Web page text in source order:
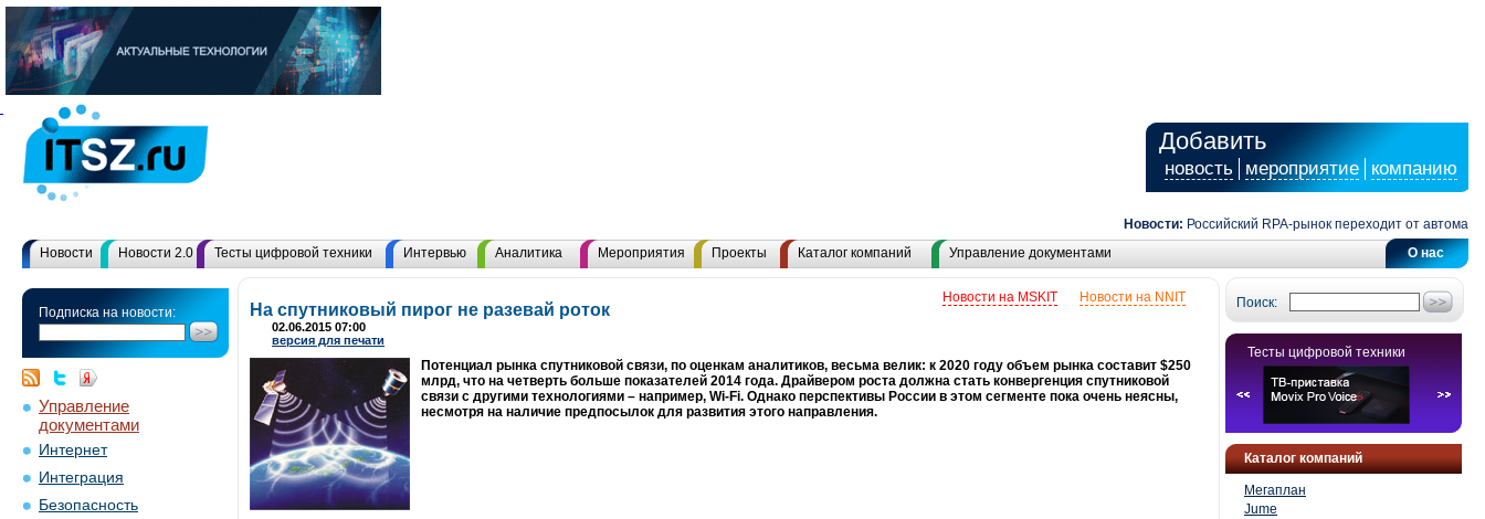
Добавить
новость мероприятие компанию
Новости: Российский RPA-рынок переходит от
О нас
Новости Новости 2.0 Тесты цифровой техники Интервью Аналитика Мероприятия Проекты Каталог компаний Управление документами
Подписка на новости:
Управление
документами
Интернет
Интеграция
Безопасность
Поиск:
Тесты цифровой техники
Каталог компаний
Мегаплан
Jume
Новости на NNIT
Новости на MSKIT
На спутниковый пирог не разевай роток
02.06.2015 07:00
версия для печати
Потенциал рынка спутниковой связи, по оценкам аналитиков, весьма велик: к 2020 году объем рынка составит $250
млрд, что на четверть больше показателей 2014 года. Драйвером роста должна стать конвергенция спутниковой
связи с другими технологиями – например, Wi-Fi. Однако перспективы России в этом сегменте пока очень неясны,
несмотря на наличие предпосылок для развития этого направления.